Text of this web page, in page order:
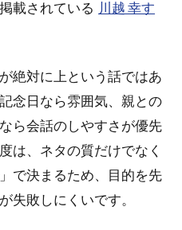
載されている 川越 幸す
絶対に上という話ではあ
念日なら雰囲気、親との
ら会話のしやすさが優先
は、ネタの質だけでなく
で決まるため、目的を先
失敗しにくいです。